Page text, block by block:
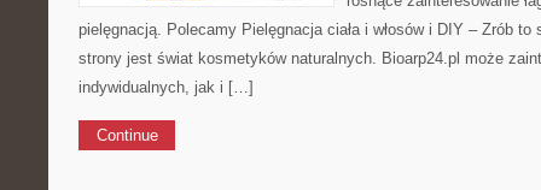
pielęgnacją. Polecamy Pielęgnacja ciała i włosów i DIY – Zrób to
strony jest świat kosmetyków naturalnych. Bioarp24.pl może
indywidualnych, jak i […]
Continue